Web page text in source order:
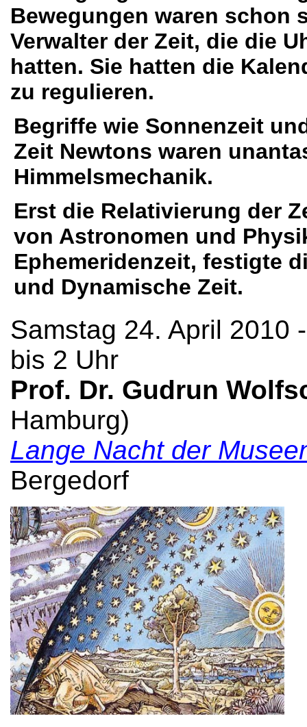
Bewegungen waren schon
Verwalter der Zeit, die die
hatten. Sie hatten die
zu regulieren.
Begriffe wie Sonnenzeit
Zeit Newtons waren
Himmelsmechanik.
Erst die Relativierung der
von Astronomen und
Ephemeridenzeit, festigte
und Dynamische Zeit.
Samstag 24. April 2010
bis 2 Uhr
Prof. Dr. Gudrun
Hamburg)
Lange Nacht der
Bergedorf